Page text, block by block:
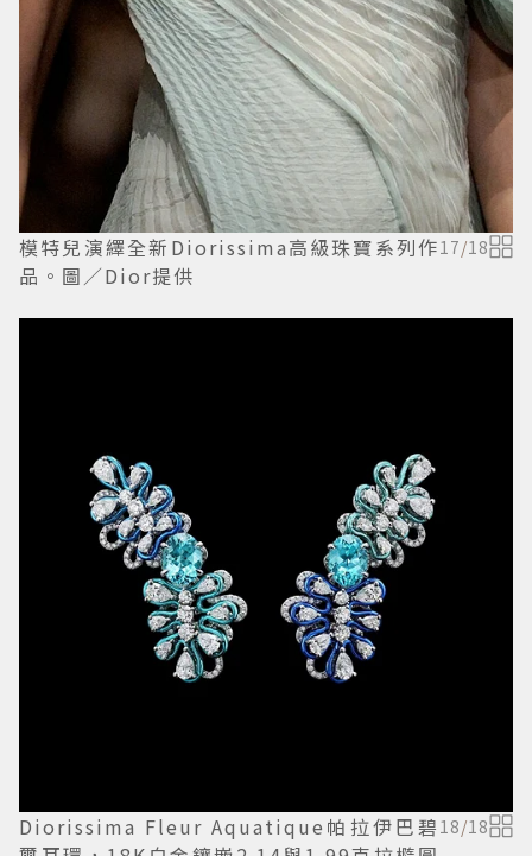
模特兒演繹全新Diorissima高級珠寶系列作
品。圖／Dior提供
17/18
Diorissima Fleur Aquatique帕拉伊巴碧 18/18